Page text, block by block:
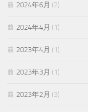
2024年6月 (2)
2024年4月 (1)
2023年4月 (1)
2023年3月 (1)
2023年2月 (3)